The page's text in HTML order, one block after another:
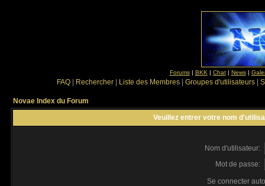
Forums| BKK | Chat| News|
FAQ Rechercher Liste des Membres Groupes d'utilisateurs
Novae Index du Forum
Veuillez entrer votre nom
Nom d'utilisateur:
Mot de passe:
Se connecter